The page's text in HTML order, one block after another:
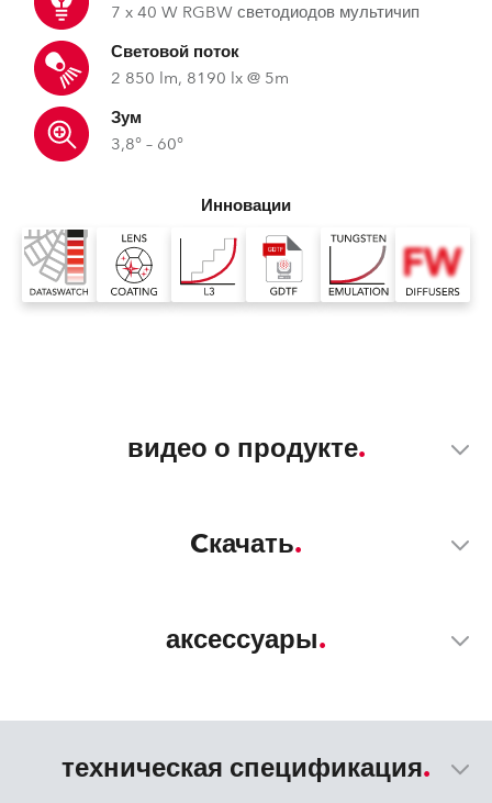
7 x 40 W RGBW светодиодов мультичип
Световой поток
2 850 lm, 8190 lx @ 5m
Зум
3,8° – 60°
Инновации
видео о продукте
Cкачать
аксессуары
техническая спецификация